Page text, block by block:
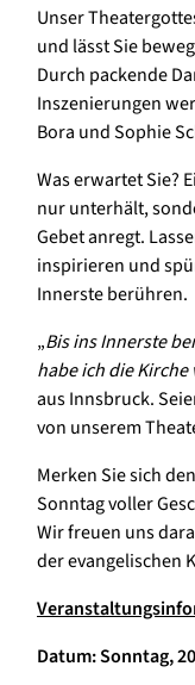
Unser
und lässt Sie
Durch packende
Inszenierungen
Bora und Sophie
Was erwartet Sie?
nur unterhält,
Gebet anregt.
inspirieren und
Innerste berühren.
„Bis ins Innerste
habe ich die Kirche
aus Innsbruck.
von unserem
Merken Sie sich
Sonntag voller
Wir freuen uns
der evangelischen
Datum: Sonntag,